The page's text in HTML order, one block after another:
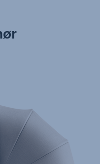
γλώσσα)
nyelv)
valoda)
kalba)